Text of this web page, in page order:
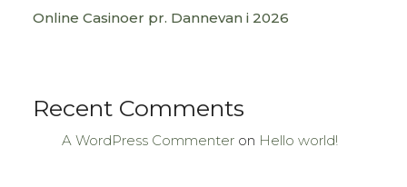
Online Casinoer pr. Dannevan i 2026
Recent Comments
A WordPress Commenter on Hello world!